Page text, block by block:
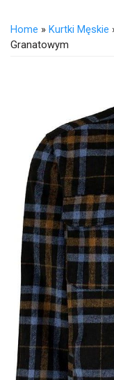
Home » Kurtki Męskie
Granatowym